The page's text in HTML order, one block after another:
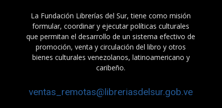
La Fundación Librerías del Sur, tiene como misión
formular, coordinar y ejecutar políticas culturales
que permitan el desarrollo de un sistema efectivo de
promoción, venta y circulación del libro y otros
bienes culturales venezolanos, latinoamericano y
caribeño.
ventas_remotas@libreriasdelsur.gob.ve